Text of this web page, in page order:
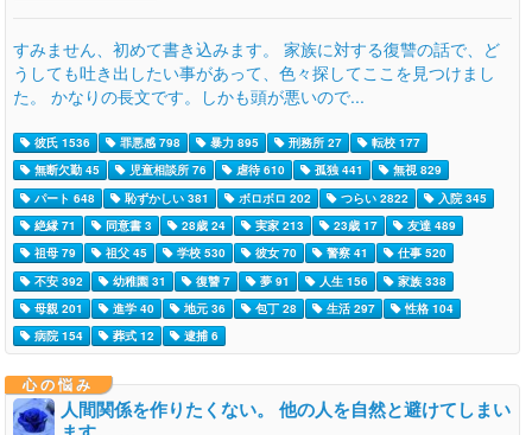
すみません、初めて書き込みます。 家族に対する復讐の話で、ど
うしても吐き出したい事があって、色々探してここを見つけまし
た。 かなりの長文です。しかも頭が悪いので...
彼氏 1536 罪悪感 798 暴力 895 刑務所 27
転校 177
無断欠勤 45
児童相談所 76 虐待 610 孤独 441
無視 829
パート 648
恥ずかしい 381 ボロボロ 202 つらい 2822
入院 345
絶縁 71
同意書 3 28歳 24 実家 213 23歳 17
友達 489
祖母 79
祖父 45 学校 530 彼女 70 警察 41
仕事 520
不安 392
幼稚園 31 復讐 7 夢 91 人生 156
家族 338
母親 201
進学 40 地元 36 包丁 28 生活 297
性格 104
病院 154
葬式 12 逮捕 6
心の悩み
人間関係を作りたくない。 他の人を自然と避けてしまい